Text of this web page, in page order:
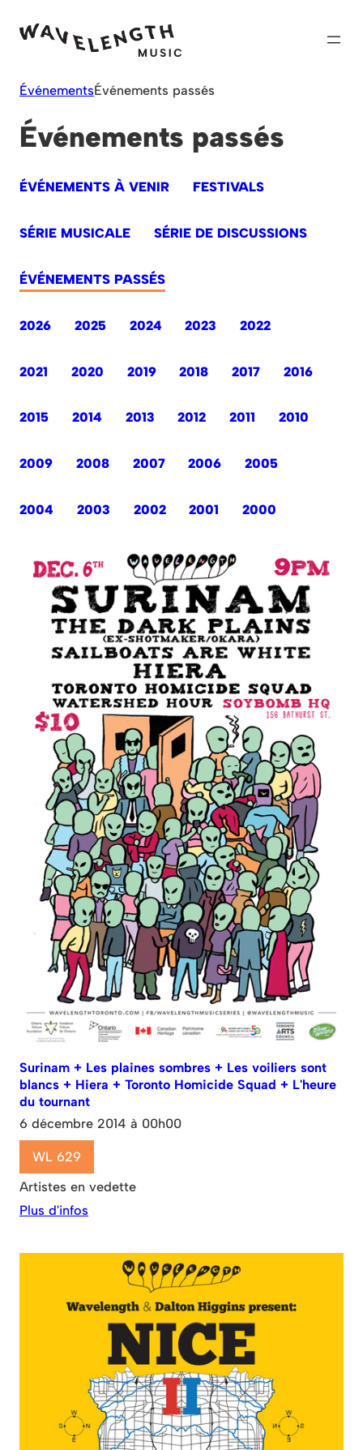
ÉvénementsÉvénements passés
Événements passés
ÉVÉNEMENTS À VENIR FESTIVALS
SÉRIE MUSICALE SÉRIE DE DISCUSSIONS
ÉVÉNEMENTS PASSÉS
2026 2025 2024 2023 2022
2021 2020 2019 2018 2017 2016
2015 2014 2013 2012 2011 2010
2009 2008 2007 2006 2005
2004 2003 2002 2001 2000
Surinam + Les plaines sombres + Les voiliers sont
blancs + Hiera + Toronto Homicide Squad + L'heure
du tournant
6 décembre 2014 à 00h00
WL 629
Artistes en vedette
Plus d'infos